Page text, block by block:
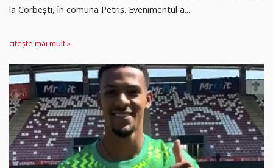
la Corbești, în comuna Petriș. Evenimentul a...
citește mai mult »